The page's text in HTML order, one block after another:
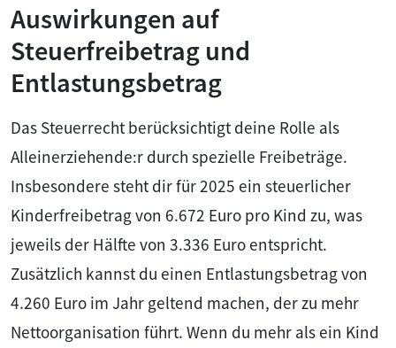
Auswirkungen auf
Steuerfreibetrag und
Entlastungsbetrag
Das Steuerrecht berücksichtigt deine Rolle als
Alleinerziehende:r durch spezielle Freibeträge.
Insbesondere steht dir für 2025 ein steuerlicher
Kinderfreibetrag von 6.672 Euro pro Kind zu, was
jeweils der Hälfte von 3.336 Euro entspricht.
Zusätzlich kannst du einen Entlastungsbetrag von
4.260 Euro im Jahr geltend machen, der zu mehr
Nettoorganisation führt. Wenn du mehr als ein Kind